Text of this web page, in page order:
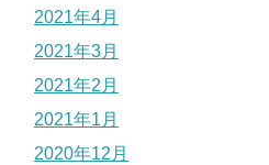
2021年4月
2021年3月
2021年2月
2021年1月
2020年12月